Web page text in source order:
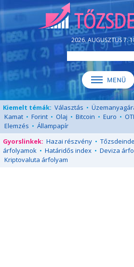
2026. AUGUSZTUS 7.
Kiemelt témák: Választás •
Kamat • Forint • Olaj • Bitcoin • Euro •
Elemzés • Állampapír
Gyorslinkek: Hazai részvény •
árfolyamok • Határidős index • Deviza
Kriptovaluta árfolyam